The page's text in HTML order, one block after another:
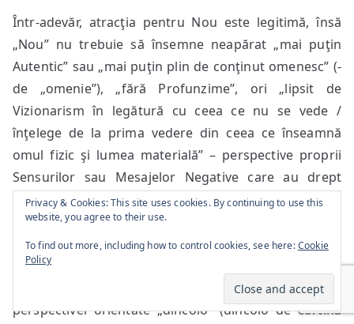
Într-adevăr, atracţia pentru Nou este legitimă, însă
„Nou” nu trebuie să însemne neapărat „mai puţin
Autentic” sau „mai puţin plin de conţinut omenesc” (-
de „omenie”), „fără Profunzime”, ori „lipsit de
Vizionarism în legătură cu ceea ce nu se vede /
înţelege de la prima vedere din ceea ce înseamnă
omul fizic şi lumea materială” – perspective proprii
Sensurilor sau Mesajelor Negative care au drept
cauză Refularea (mai întâi pentru Autor, acest lucru
proiectându-se apoi şi către Public). Evident, astfel de
Sensuri, respectiv Mesaje nu au cum să fie
Constructive la nivel programatic – dimpotrivă,
intenția aici este cea proprie nihilismului, de refuz a
perspectivei orientate „dincolo” (dincolo de cortina
Privacy & Cookies: This site uses cookies. By continuing to use this
website, you agree to their use.
To find out more, including how to control cookies, see here:Cookie
Policy